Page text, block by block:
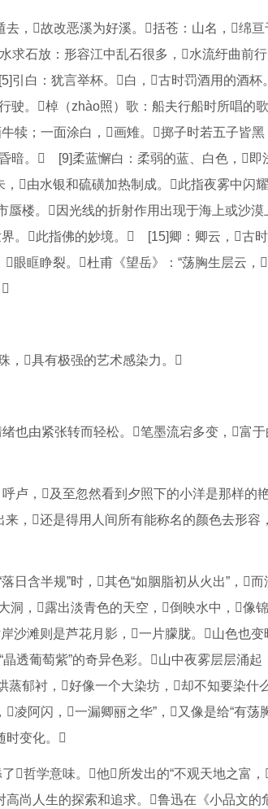
，故改恶溪为好溪。括苍：山名，绵亘
求石放：形容江中乱石很多，水流纡曲前
白：犹言举杯。白，古时罚酒用的酒杯
。棹（zhào照）歌：船夫行船时所唱的歌
犊；一面涂白，画雉。掷子时若五子皆黑
暗。 [9]柔蓝懈白：柔弱的蓝、白色，即
由水银和硫磺加热制成。此指夜雾中闪
楼。因光线的折射作用出现于海上或沙漠
。此指佛的妙境。 [15]卿：卿云，古
眼眶睁裂。杜甫《望岳》：“荡胸生层云，
具有极强的艺术感染力。
也由紧张转而轻松。笔墨流宕多变，富于
卢，及至忽然看到夕照下的小洋是那样的艳
，还是得用人间所有能称名的颜色去形容
日含半规”时，其色“如胭脂初从火出”，而
洞，露出淡青色的天空，倒映水中，像
沙滩则是芦花月影，一片朦胧。山色也变
透葡萄紫”的奇异色彩。山中夜雾层层涌起
郁衬，好像一个大染坊，却不知要染什么
凌阿闪，一漏卿丽之华”，又像是给“有荡
变化。
哲学意味。他所发出的“不观天地之富，
尚人生的探索和追求。鲁迅在《小品文的